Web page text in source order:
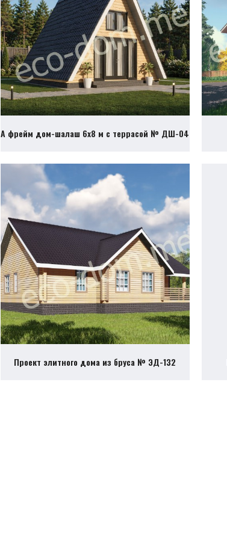
А фрейм дом-шалаш 6х8 м с террасой № ДШ-04
Проект элитного дома из бруса № ЭД-132